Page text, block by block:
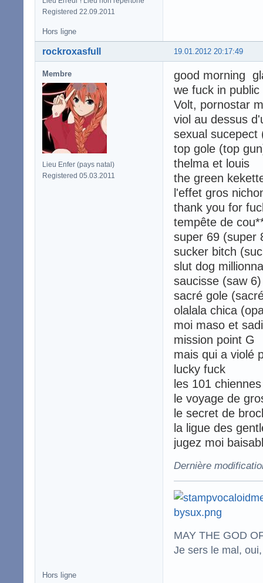
Registered 22.09.2011
Hors ligne
19.01.2012 20:17:49
rockroxasfull
Membre
Lieu Enfer (pays natal)
Registered 05.03.2011
good morning
we fuck in
Volt, pornostar
viol au dessus
sexual sucepect
top gole (top
thelma et louis
the green
l'effet gros
thank you for
tempête de
super 69 (super
sucker bitch
slut dog
saucisse (saw 6)
sacré gole
olalala chica
moi maso et
mission point G
mais qui a violé
lucky fuck
les 101
le voyage de
le secret de
la ligue des
jugez moi
Dernière
MAY THE GOD
Je sers le mal,
Hors ligne